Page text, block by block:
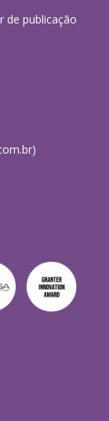
de publicação